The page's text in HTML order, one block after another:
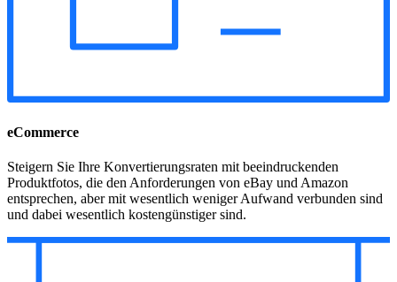
eCommerce
Steigern Sie Ihre Konvertierungsraten mit beeindruckenden
Produktfotos, die den Anforderungen von eBay und Amazon
entsprechen, aber mit wesentlich weniger Aufwand verbunden sind
und dabei wesentlich kostengünstiger sind.